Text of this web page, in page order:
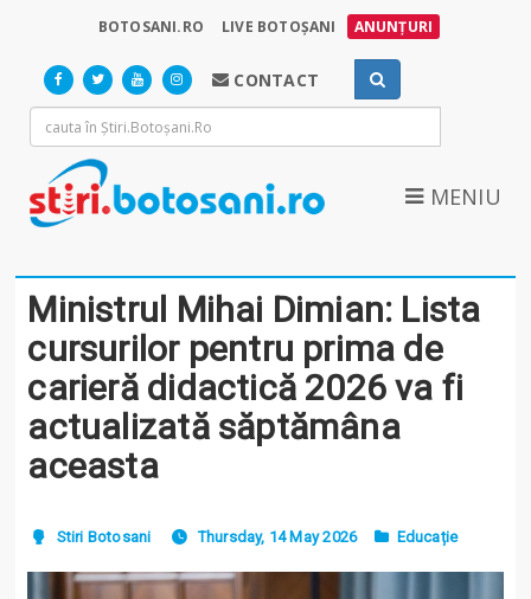
BOTOSANI.RO LIVE BOTOȘANI ANUNȚURI
CONTACT
MENIU
Ministrul Mihai Dimian: Lista
cursurilor pentru prima de
carieră didactică 2026 va fi
actualizată săptămâna
aceasta
Stiri Botosani Thursday, 14 May 2026 Educație